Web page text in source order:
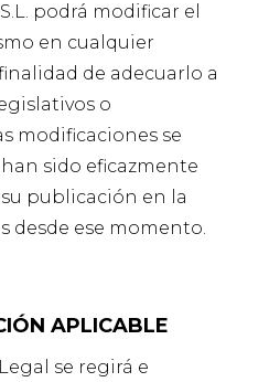
podrá modificar el
en cualquier
de adecuarlo a
o
modificaciones se
sido eficazmente
publicación en la
desde ese momento.
APLICABLE
se regirá e